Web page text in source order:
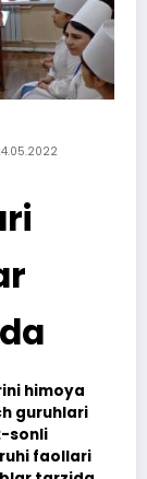
himoya
guruhlari
sonli
faollari